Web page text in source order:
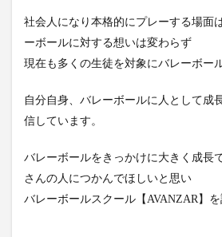
社会人になり本格的にプレーする場面
ーボールに対する想いは変わらず
現在も多くの生徒を対象にバレーボー
自分自身、バレーボールに人として成
信しています。
バレーボールをきっかけに大きく成長
さんの人につかんでほしいと思い
バレーボールスクール【AVANZAR】を